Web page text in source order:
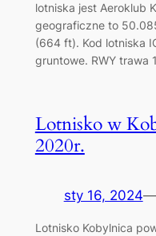
lotniska jest Aeroklub
geograficzne to
(664 ft). Kod lotniska
gruntowe. RWY trawa
Lotnisko w
2020r.
sty 16, 2024—
Lotnisko Kobylnica